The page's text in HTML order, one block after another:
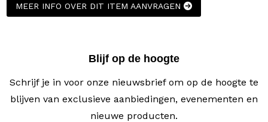
MEER INFO OVER DIT ITEM AANVRAGEN
Blijf op de hoogte
Schrijf je in voor onze nieuwsbrief om op de hoogte te
blijven van exclusieve aanbiedingen, evenementen en
nieuwe producten.